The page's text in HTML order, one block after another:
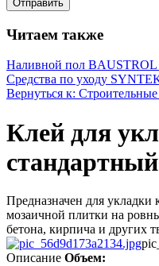
Читаем также
Наливной пол BAUSTROL
Средства по уходу
Вернуться к:
Клей для
Предназначен для укладки
мозаичной плитки на
бетона, кирпича и других
Описание Объем: